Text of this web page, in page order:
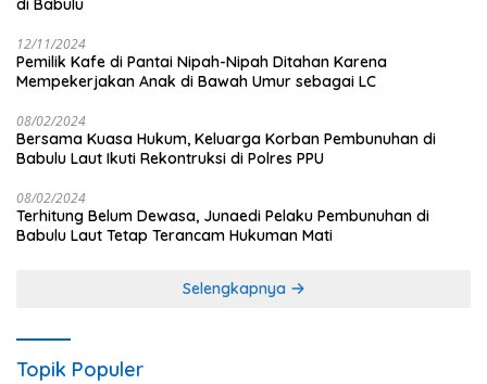
di Babulu
12/11/2024
Pemilik Kafe di Pantai Nipah-Nipah Ditahan Karena
Mempekerjakan Anak di Bawah Umur sebagai LC
08/02/2024
Bersama Kuasa Hukum, Keluarga Korban Pembunuhan di
Babulu Laut Ikuti Rekontruksi di Polres PPU
08/02/2024
Terhitung Belum Dewasa, Junaedi Pelaku Pembunuhan di
Babulu Laut Tetap Terancam Hukuman Mati
Selengkapnya
Topik Populer